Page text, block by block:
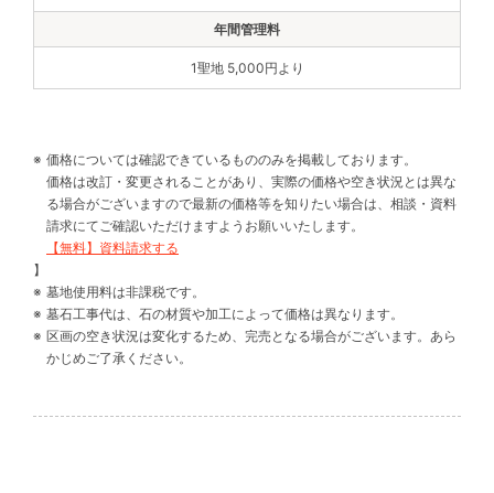
1聖地 5,000円より
価格については確認できているもののみを掲載しております。
価格は改訂・変更されることがあり、実際の価格や空き状況とは異な
る場合がございますので最新の価格等を知りたい場合は、相談・資料
請求にてご確認いただけますようお願いいたします。
【無料】資料請求する
】
墓地使用料は非課税です。
墓石工事代は、石の材質や加工によって価格は異なります。
区画の空き状況は変化するため、完売となる場合がございます。あら
かじめご了承ください。